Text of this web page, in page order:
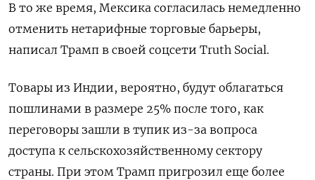
В то же время, Мексика согласилась немедленно
отменить нетарифные торговые барьеры,
написал Трамп в своей соцсети Truth Social.
Товары из Индии, вероятно, будут облагаться
пошлинами в размере 25% после того, как
переговоры зашли в тупик из-за вопроса
доступа к сельскохозяйственному сектору
страны. При этом Трамп пригрозил еще более